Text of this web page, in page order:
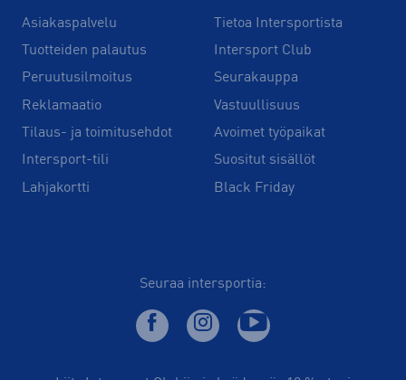
Asiakaspalvelu
Tuotteiden palautus
Peruutusilmoitus
Reklamaatio
Tilaus- ja toimitusehdot
Intersport-tili
Lahjakortti
Tietoa Intersportista
Intersport Club
Seurakauppa
Vastuullisuus
Avoimet työpaikat
Suositut sisällöt
Black Friday
Seuraa intersportia: